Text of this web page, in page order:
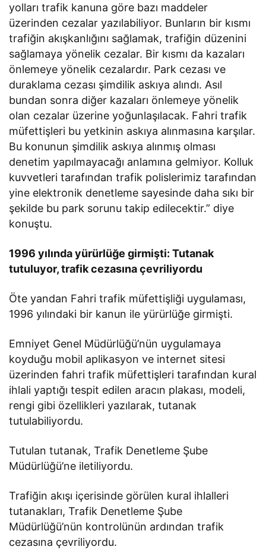
yolları trafik kanuna göre bazı maddeler
üzerinden cezalar yazılabiliyor. Bunların bir kısmı
trafiğin akışkanlığını sağlamak, trafiğin düzenini
sağlamaya yönelik cezalar. Bir kısmı da kazaları
önlemeye yönelik cezalardır. Park cezası ve
duraklama cezası şimdilik askıya alındı. Asıl
bundan sonra diğer kazaları önlemeye yönelik
olan cezalar üzerine yoğunlaşılacak. Fahri trafik
müfettişleri bu yetkinin askıya alınmasına karşılar.
Bu konunun şimdilik askıya alınmış olması
denetim yapılmayacağı anlamına gelmiyor. Kolluk
kuvvetleri tarafından trafik polislerimiz tarafından
yine elektronik denetleme sayesinde daha sıkı bir
şekilde bu park sorunu takip edilecektir.” diye
konuştu.
1996 yılında yürürlüğe girmişti: Tutanak
tutuluyor, trafik cezasına çevriliyordu
Öte yandan Fahri trafik müfettişliği uygulaması,
1996 yılındaki bir kanun ile yürürlüğe girmişti.
Emniyet Genel Müdürlüğü’nün uygulamaya
koyduğu mobil aplikasyon ve internet sitesi
üzerinden fahri trafik müfettişleri tarafından kural
ihlali yaptığı tespit edilen aracın plakası, modeli,
rengi gibi özellikleri yazılarak, tutanak
tutulabiliyordu.
Tutulan tutanak, Trafik Denetleme Şube
Müdürlüğü’ne iletiliyordu.
Trafiğin akışı içerisinde görülen kural ihlalleri
tutanakları, Trafik Denetleme Şube
Müdürlüğü’nün kontrolünün ardından trafik
cezasına çevriliyordu.